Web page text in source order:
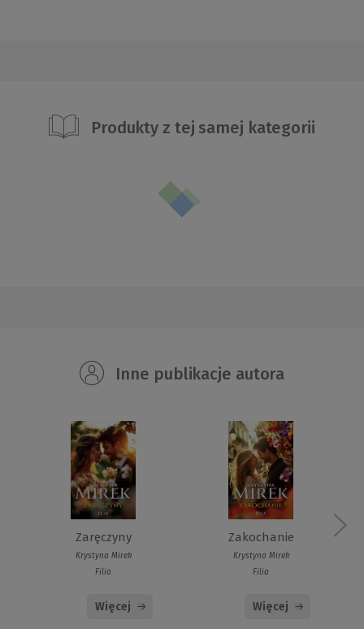
Produkty z tej samej kategorii
Inne publikacje autora
Zaręczyny
Krystyna Mirek
Filia
Więcej
Zakochanie
Krystyna Mirek
Filia
Więcej